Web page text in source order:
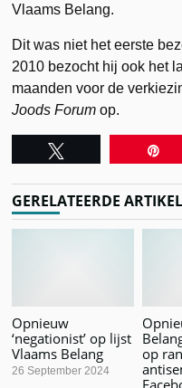
Vlaams Belang.
Dit was niet het eerste
2010 bezocht hij ook het
maanden voor de
Joods Forum op.
GERELATEERDE
Opnieuw
‘negationist’ op lijst
Vlaams Belang
26 September 2024
op